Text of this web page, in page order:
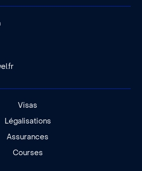
Visas
Légalisations
Assurances
Courses